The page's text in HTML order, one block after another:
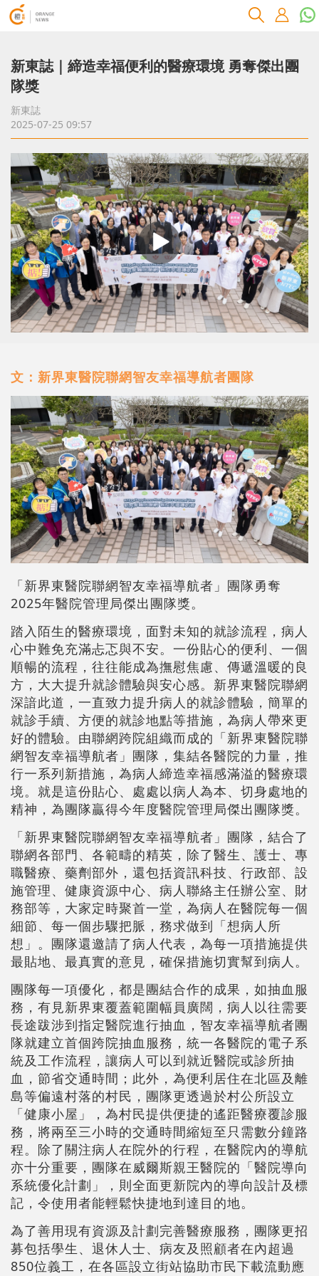
新東誌｜締造幸福便利的醫療環境 勇奪傑出團
隊獎
新東誌
2025-07-25 09:57
文：新界東醫院聯網智友幸福導航者團隊
「新界東醫院聯網智友幸福導航者」團隊勇奪
2025年醫院管理局傑出團隊獎。
踏入陌生的醫療環境，面對未知的就診流程，病人
心中難免充滿忐忑與不安。一份貼心的便利、一個
順暢的流程，往往能成為撫慰焦慮、傳遞溫暖的良
方，大大提升就診體驗與安心感。新界東醫院聯網
深諳此道，一直致力提升病人的就診體驗，簡單的
就診手續、方便的就診地點等措施，為病人帶來更
好的體驗。由聯網跨院組織而成的「新界東醫院聯
網智友幸福導航者」團隊，集結各醫院的力量，推
行一系列新措施，為病人締造幸福感滿溢的醫療環
境。就是這份貼心、處處以病人為本、切身處地的
精神，為團隊贏得今年度醫院管理局傑出團隊獎。
「新界東醫院聯網智友幸福導航者」團隊，結合了
聯網各部門、各範疇的精英，除了醫生、護士、專
職醫療、藥劑部外，還包括資訊科技、行政部、設
施管理、健康資源中心、病人聯絡主任辦公室、財
務部等，大家定時聚首一堂，為病人在醫院每一個
細節、每一個步驟把脈，務求做到「想病人所
想」。團隊還邀請了病人代表，為每一項措施提供
最貼地、最真實的意見，確保措施切實幫到病人。
團隊每一項優化，都是團結合作的成果，如抽血服
務，有見新界東覆蓋範圍幅員廣闊，病人以往需要
長途跋涉到指定醫院進行抽血，智友幸福導航者團
隊就建立首個跨院抽血服務，統一各醫院的電子系
統及工作流程，讓病人可以到就近醫院或診所抽
血，節省交通時間；此外，為便利居住在北區及離
島等偏遠村落的村民，團隊更透過於村公所設立
「健康小屋」，為村民提供便捷的遙距醫療覆診服
務，將兩至三小時的交通時間縮短至只需數分鐘路
程。除了關注病人在院外的行程，在醫院內的導航
亦十分重要，團隊在威爾斯親王醫院的「醫院導向
系統優化計劃」，則全面更新院內的導向設計及標
記，令使用者能輕鬆快捷地到達目的地。
為了善用現有資源及計劃完善醫療服務，團隊更招
募包括學生、退休人士、病友及照顧者在內超過
850位義工，在各區設立街站協助市民下載流動應